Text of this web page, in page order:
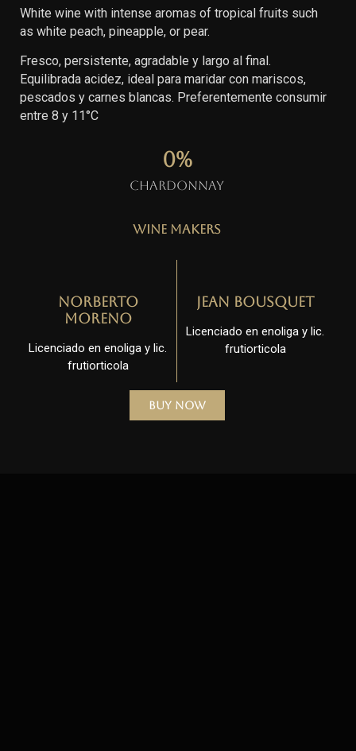
White wine with intense aromas of tropical fruits such
as white peach, pineapple, or pear.
Fresco, persistente, agradable y largo al final.
Equilibrada acidez, ideal para maridar con mariscos,
pescados y carnes blancas. Preferentemente consumir
entre 8 y 11°C
Chardonnay
0%
Wine Makers
Norberto
Moreno
Licenciado en enoliga y lic.
frutiorticola
Jean Bousquet
Licenciado en enoliga y lic.
frutiorticola
Buy Now